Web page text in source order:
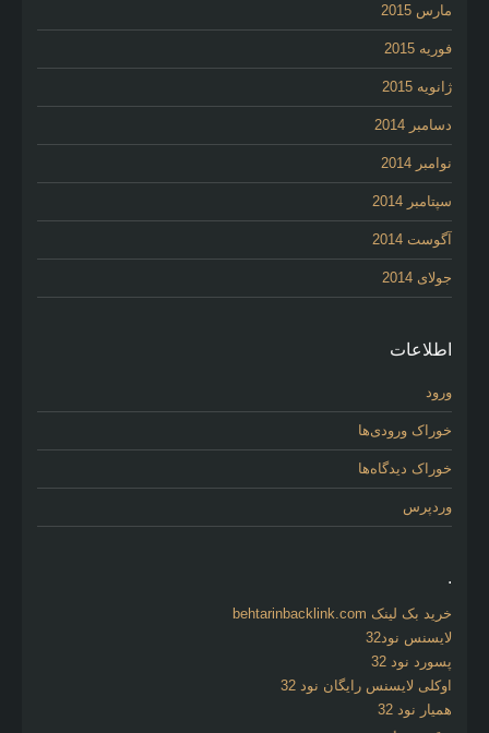
مارس 2015
فوریه 2015
ژانویه 2015
دسامبر 2014
نوامبر 2014
سپتامبر 2014
آگوست 2014
جولای 2014
اطلاعات
ورود
خوراک ورودی‌ها
خوراک دیدگاه‌ها
وردپرس
.
خرید بک لینک behtarinbacklink.com
لایسنس نود32
پسورد نود 32
اوکلی لایسنس رایگان نود 32
همیار نود 32